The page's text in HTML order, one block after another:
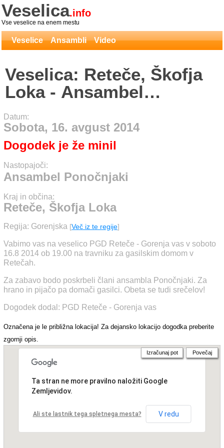
Veselica.info
Vse veselice na enem mestu
Veselice Ansambli Video
Veselica: Reteče, Škofja
Loka - Ansambel
Ponočnjaki
Datum:
Sobota, 16. avgust 2014
Dogodek je že minil
Nastopajoči:
Ansambel Ponočnjaki
Kraj in občina:
Reteče, Škofja Loka
Regija: Gorenjska [Več iz te regije]
Vabimo vas na veselico PGD Reteče - Gorenja vas v soboto
16.8 2014 ob 19.00 na travniku za gasilskim domom v
Retečah.
Za zabavo bodo poskrbeli člani ansambla Ponočnjaki. Za
hrano in pijačo pa domači gasilci. Obeta se tudi srečelov!
Dogodek dodal: PGD Reteče - Gorenja vas
Označena je le približna lokacija! Za dejansko lokacijo dogodka preberite
zgornji opis.
Ta stran ne more pravilno naložiti Google
Zemljevidov.
Ali ste lastnik tega spletnega mesta? V redu
Izračunaj pot Povečaj